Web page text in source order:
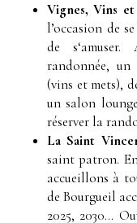
Vignes, Vins
l’occasion de
de
randonnée,
(vins et mets),
un salon
réserver la
La Saint
saint patron.
accueillons à
de Bourgueil
2025, 2030…